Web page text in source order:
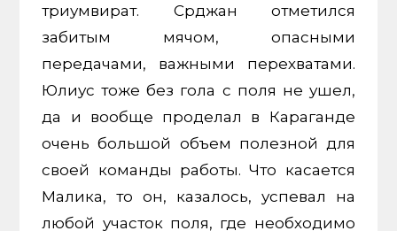
триумвират. Срджан отметился
забитым мячом, опасными
передачами, важными перехватами.
Юлиус тоже без гола с поля не ушел,
да и вообще проделал в Караганде
очень большой объем полезной для
своей команды работы. Что касается
Малика, то он, казалось, успевал на
любой участок поля, где необходимо